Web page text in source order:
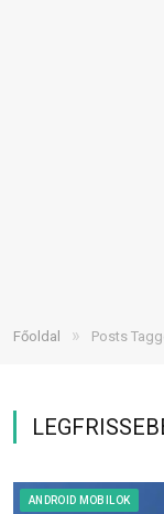
Főoldal » Posts
ANDROID MOBILOK